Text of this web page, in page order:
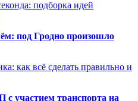
подборка идей
под Гродно произошло
как всё сделать правильно и
участием транспорта на